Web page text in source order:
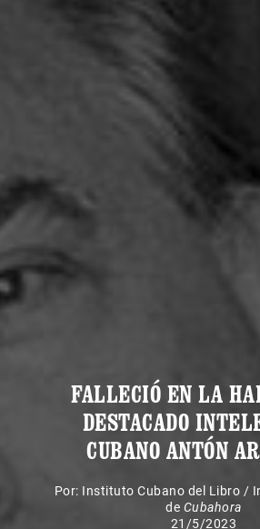
FALLECIÓ EN LA
DESTACADO
CUBANO ANTÓN
Por: Instituto Cubano del Libro /
de Cubahora
21/5/2023